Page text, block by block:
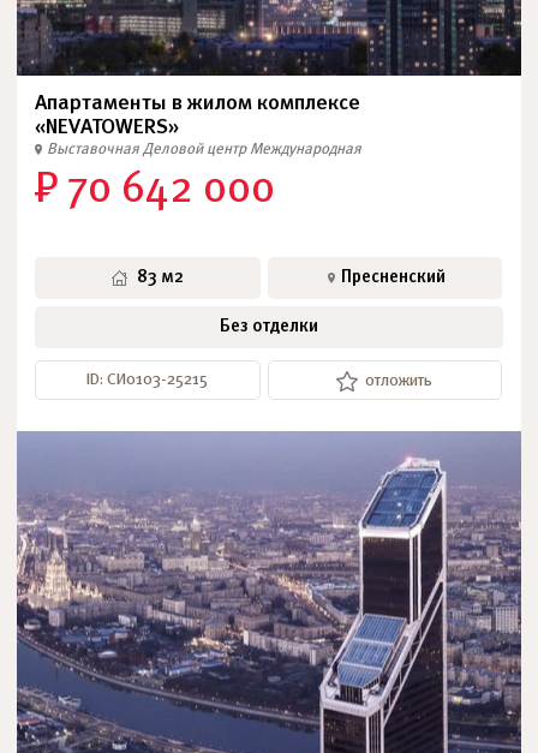
Апартаменты в жилом комплексе
«NEVATOWERS»
Выставочная Деловой центр Международная
₽ 70 642 000
83 м2 Пресненский
Без отделки
ID: СИ0103-25215 отложить